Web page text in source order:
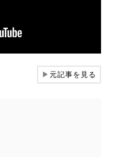
▶元記事を見る